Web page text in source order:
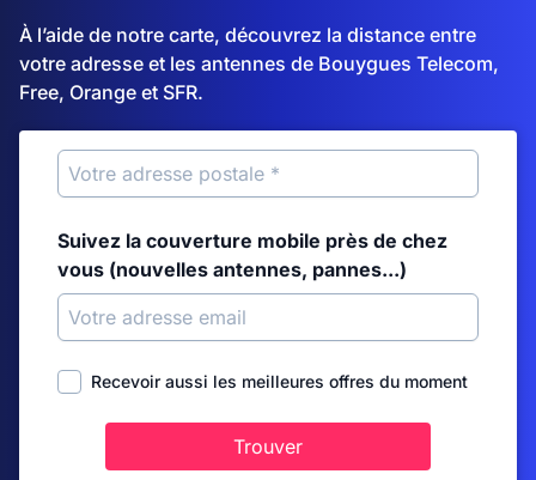
À l’aide de notre carte, découvrez la distance entre
votre adresse et les antennes de Bouygues Telecom,
Free, Orange et SFR.
Suivez la couverture mobile près de chez
vous (nouvelles antennes, pannes...)
Recevoir aussi les meilleures offres du moment
Trouver